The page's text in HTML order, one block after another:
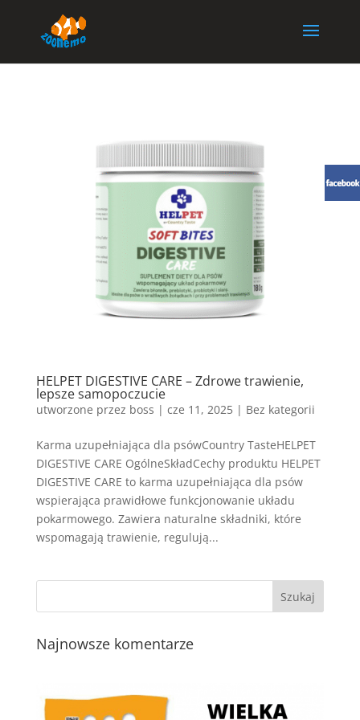
HELPET DIGESTIVE CARE – Zdrowe trawienie,
lepsze samopoczucie
utworzone przez boss | cze 11, 2025| Bez kategorii
Karma uzupełniająca dla psówCountry TasteHELPET
DIGESTIVE CARE OgólneSkładCechy produktu HELPET
DIGESTIVE CARE to karma uzupełniająca dla psów
wspierająca prawidłowe funkcjonowanie układu
pokarmowego. Zawiera naturalne składniki, które
wspomagają trawienie, regulują...
Najnowsze komentarze